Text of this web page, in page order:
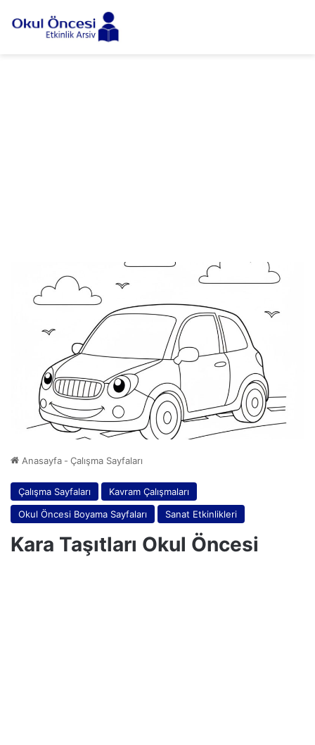
Anasayfa - Çalışma Sayfaları
Çalışma Sayfaları
Kavram Çalışmaları
Okul Öncesi Boyama Sayfaları
Sanat Etkinlikleri
Kara Taşıtları Okul Öncesi